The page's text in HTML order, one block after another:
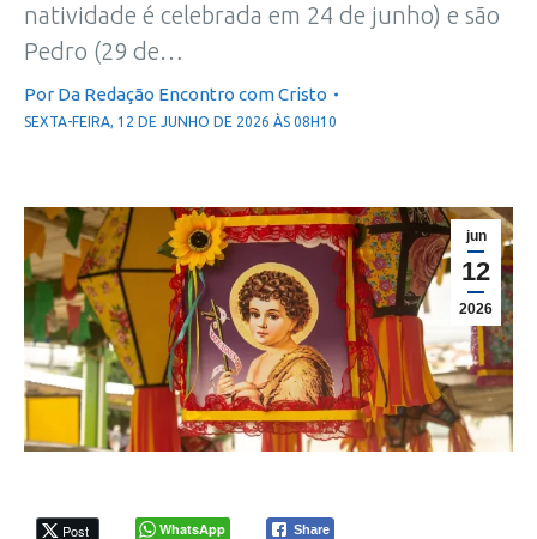
natividade é celebrada em 24 de junho) e são
Pedro (29 de…
Por Da Redação Encontro com Cristo
SEXTA-FEIRA, 12 DE JUNHO DE 2026 ÀS 08H10
jun
12
2026
Post WhatsApp Share